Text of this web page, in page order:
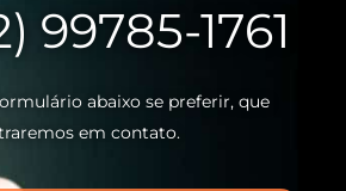
99785-1761
abaixo se preferir, que
em contato.